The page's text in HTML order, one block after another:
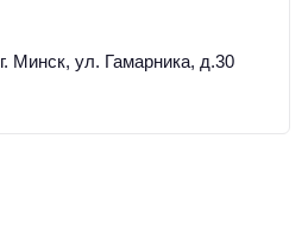
г. Минск, ул. Гамарника, д.30